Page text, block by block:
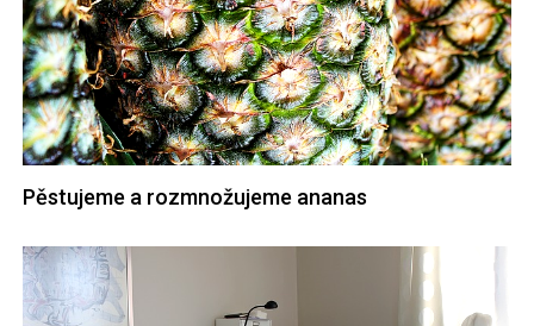
Pěstujeme a rozmnožujeme ananas